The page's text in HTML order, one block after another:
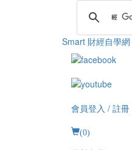
Smart 財經自學網
會員登入 / 註冊
(0)